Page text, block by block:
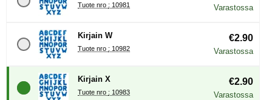
Tuote nro : 10981 Varastossa
Kirjain W
Tuote nro : 10982
€2.90
Varastossa
Kirjain X
Tuote nro : 10983
€2.90
Varastossa